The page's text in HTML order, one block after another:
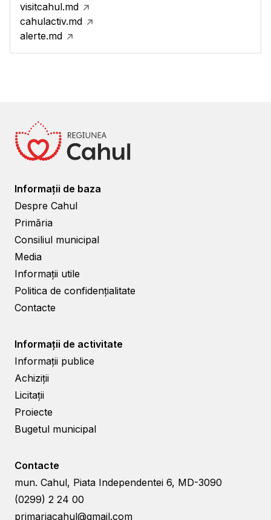
visitcahul.md
cahulactiv.md
alerte.md
Informații de baza
Despre Cahul
Primăria
Consiliul municipal
Media
Informații utile
Politica de confidențialitate
Contacte
Informații de activitate
Informații publice
Achiziții
Licitații
Proiecte
Bugetul municipal
Contacte
mun. Cahul, Piata Independentei 6, MD-3090
(0299) 2 24 00
primariacahul@gmail.com